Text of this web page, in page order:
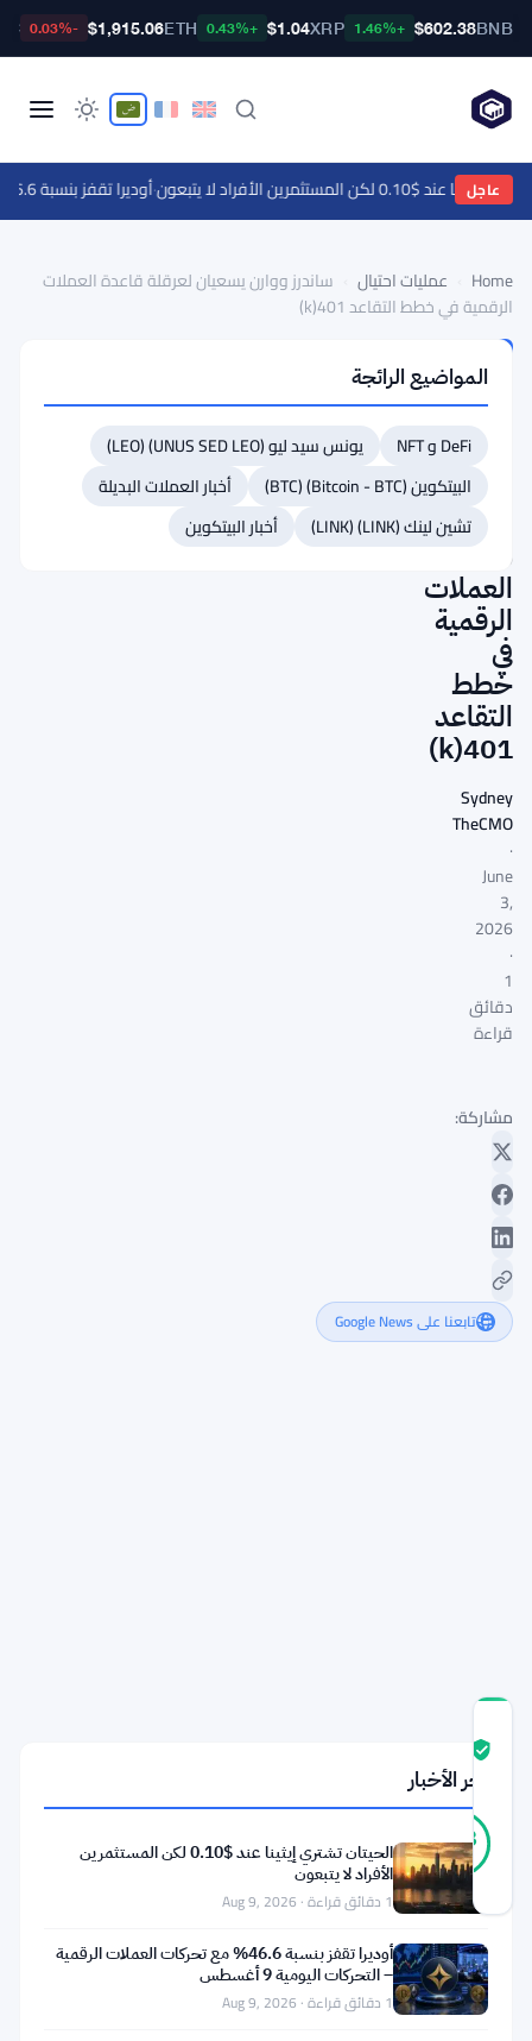
BNB
$602.38
+1.46%
XRP
$1.04
+0.43%
ETH
$1,915.06
-0.03%
عاجل
عند $0.10 لكن المستثمرين الأفراد لا يتبعون ·أوديرا تقفز بنسبة 46.6% مع تحركات العملات الرقمية - التحركات اليومية 9 أغسطس
Home عمليات احتيال
ساندرز ووارن يسعيان لعرقلة قاعدة العملات
الرقمية في خطط التقاعد 401(k)
احتيال
ووارن
يسعيان
لعرقلة
قاعدة
العملات
الرقمية
في
خطط
التقاعد
401(k)
Sydney
TheCMO
·
June
3,
2026
·
1
دقائق
قراءة
مشاركة:
تابعنا على Google News
المجتمع
83
%
حقيقي
36
آخر تحديث 2 أشهر مضت
تدخل
بيرني
المواضيع الرائجة
DeFi و NFT
يونس سيد ليو (UNUS SED LEO) (LEO)
البيتكوين (Bitcoin - BTC) (BTC)
أخبار العملات البديلة
تشين لينك (LINK) (LINK)
أخبار البيتكوين
آخر الأخبار
الحيتان تشتري إيثينا عند $0.10 لكن المستثمرين
الأفراد لا يتبعون
1 دقائق قراءة · Aug 9, 2026
أوديرا تقفز بنسبة 46.6% مع تحركات العملات الرقمية
– التحركات اليومية 9 أغسطس
1 دقائق قراءة · Aug 9, 2026